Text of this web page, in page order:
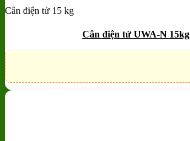
Add to wishlist
Cân điện tử 15 kg
Cân điện tử UWA-N 15kg